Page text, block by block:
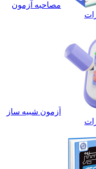
مصاحبه آزمون
آزمون شبیه ساز